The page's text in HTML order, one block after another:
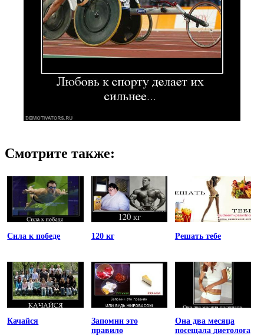
Смотрите также:
Сила к победе 120 кг Решать тебе
Качайся
Запомни это
правило
Она два месяца
посещала диетолога